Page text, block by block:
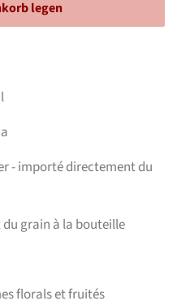
legen
- importé directement du
grain à la bouteille
florals et fruités